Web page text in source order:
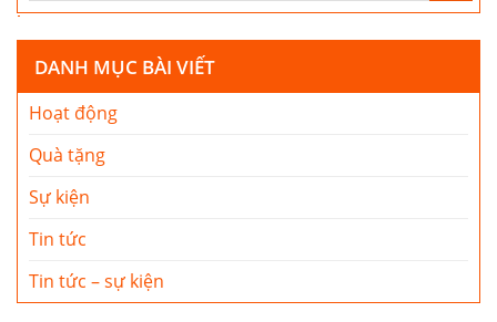
DANH MỤC BÀI VIẾT
Hoạt động
Quà tặng
Sự kiện
Tin tức
Tin tức – sự kiện